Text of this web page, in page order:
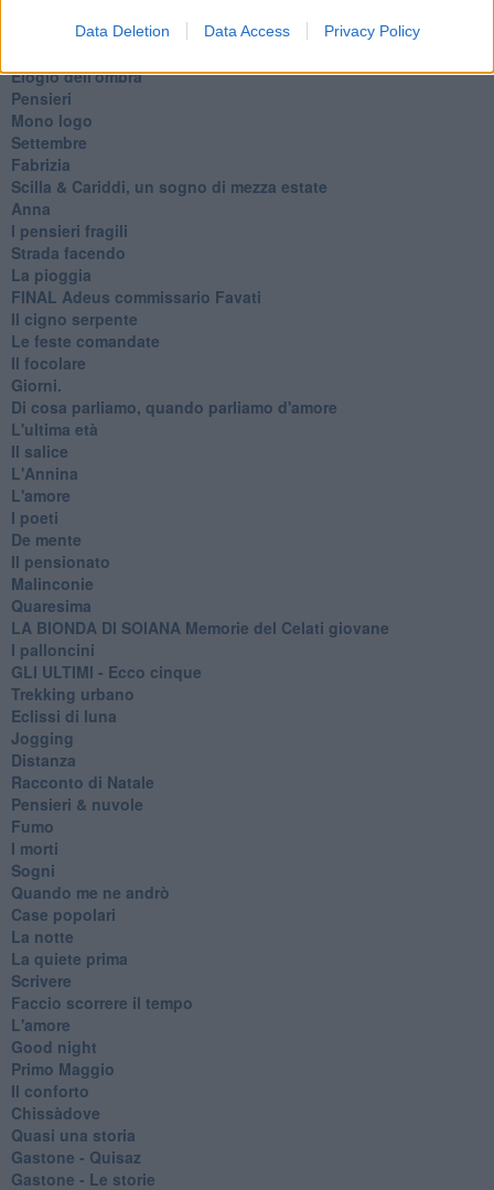
Data Deletion Data Access Privacy Policy
Il mago, la pera e il Bar la Posta
Elogio dell'ombra
Pensieri
Mono logo
Settembre
Fabrizia
​Scilla & Cariddi, un sogno di mezza estate
Anna
I pensieri fragili
Strada facendo
La pioggia
FINAL Adeus commissario Favati
Il cigno serpente
Le feste comandate
Il focolare
Giorni.
Di cosa parliamo, quando parliamo d'amore
L'ultima età
Il salice
L'Annina
L'amore
I poeti
De mente
Il pensionato
Malinconie
Quaresima
LA BIONDA DI SOIANA Memorie del Celati giovane
I palloncini
GLI ULTIMI - Ecco cinque
Trekking urbano
Eclissi di luna
Jogging
Distanza
Racconto di Natale
Pensieri & nuvole
Fumo
I morti
Sogni
Quando me ne andrò
Case popolari
La notte
La quiete prima
Scrivere
Faccio scorrere il tempo
L'amore
Good night
Primo Maggio
Il conforto
Chissàdove
Quasi una storia
Gastone - Quisaz
Gastone - Le storie